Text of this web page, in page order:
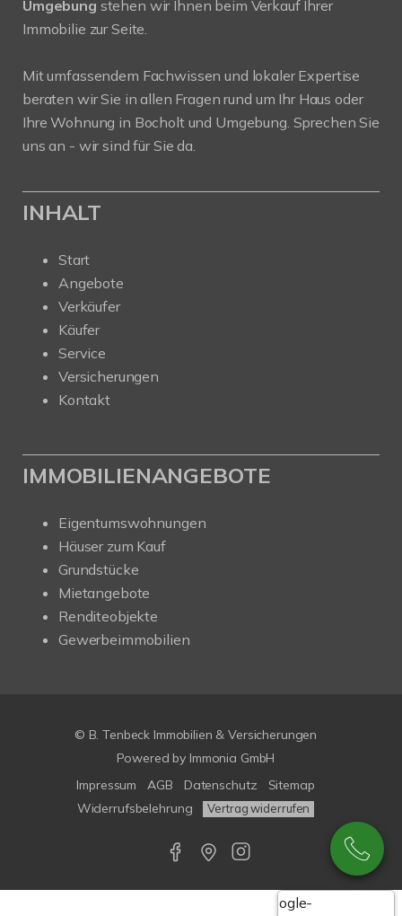
Umgebung stehen wir Ihnen beim Verkauf Ihrer
Immobilie zur Seite.
Mit umfassendem Fachwissen und lokaler Expertise
beraten wir Sie in allen Fragen rund um Ihr Haus oder
Ihre Wohnung in Bocholt und Umgebung. Sprechen Sie
uns an - wir sind für Sie da.
INHALT
Start
Angebote
Verkäufer
Käufer
Service
Versicherungen
Kontakt
IMMOBILIENANGEBOTE
Eigentumswohnungen
Häuser zum Kauf
Grundstücke
Mietangebote
Renditeobjekte
Gewerbeimmobilien
© B. Tenbeck Immobilien & Versicherungen
Powered by Immonia GmbH
Impressum
AGB Datenschutz
Sitemap
Widerrufsbelehrung
Vertrag widerrufen
Google-